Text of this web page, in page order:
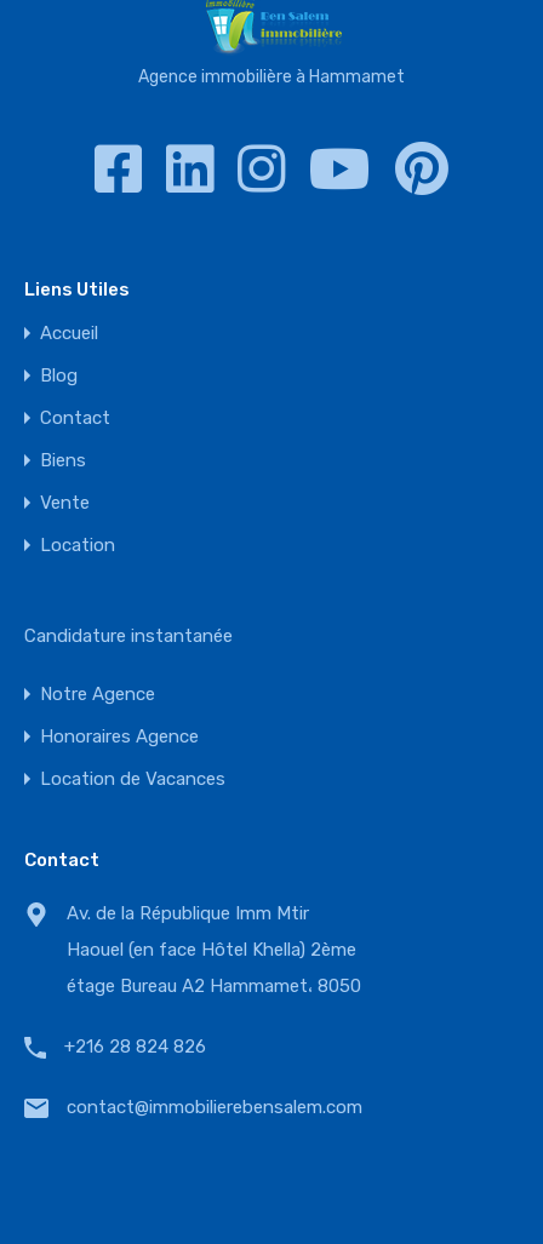
Agence immobilière à Hammamet
Liens Utiles
Accueil
Blog
Contact
Biens
Vente
Location
Candidature instantanée
Notre Agence
Honoraires Agence
Location de Vacances
Contact
Av. de la République Imm Mtir
Haouel (en face Hôtel Khella) 2ème
étage Bureau A2 Hammamet، 8050
+216 28 824 826
contact@immobilierebensalem.com